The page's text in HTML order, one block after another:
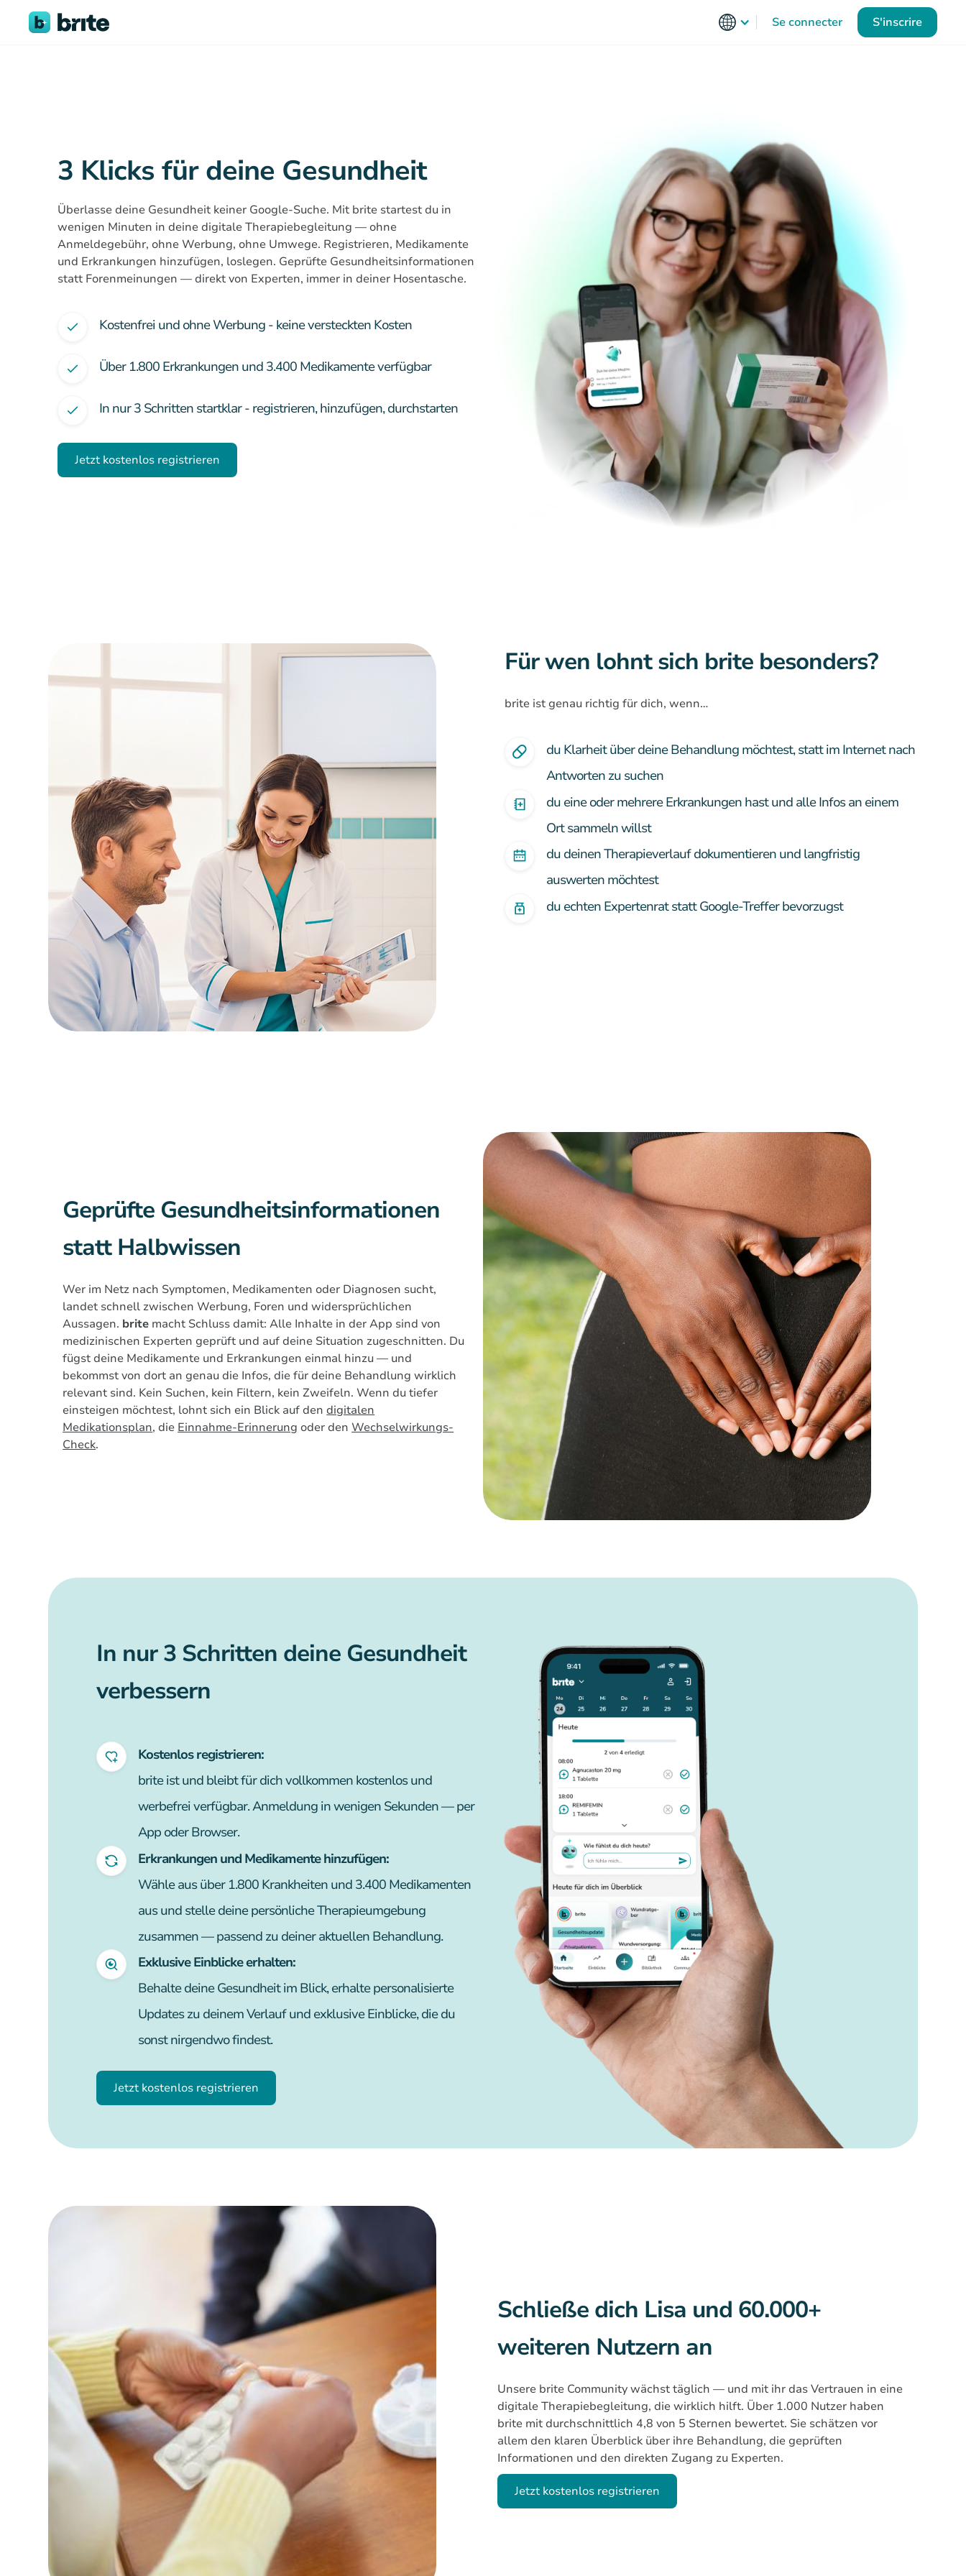
Se connecter S'inscrire
3 Klicks für deine Gesundheit
Überlasse deine Gesundheit keiner Google-Suche. Mit brite startest du in
wenigen Minuten in deine digitale Therapiebegleitung — ohne
Anmeldegebühr, ohne Werbung, ohne Umwege. Registrieren, Medikamente
und Erkrankungen hinzufügen, loslegen. Geprüfte Gesundheitsinformationen
statt Forenmeinungen — direkt von Experten, immer in deiner Hosentasche.
Kostenfrei und ohne Werbung - keine versteckten Kosten
Über 1.800 Erkrankungen und 3.400 Medikamente verfügbar
In nur 3 Schritten startklar - registrieren, hinzufügen, durchstarten
Jetzt kostenlos registrieren
Für wen lohnt sich brite besonders?
brite ist genau richtig für dich, wenn…
du Klarheit über deine Behandlung möchtest, statt im Internet nach
Antworten zu suchen
du eine oder mehrere Erkrankungen hast und alle Infos an einem
Ort sammeln willst
du deinen Therapieverlauf dokumentieren und langfristig
auswerten möchtest
du echten Expertenrat statt Google-Treffer bevorzugst
Geprüfte Gesundheitsinformationen
statt Halbwissen
Wer im Netz nach Symptomen, Medikamenten oder Diagnosen sucht,
landet schnell zwischen Werbung, Foren und widersprüchlichen
Aussagen. brite macht Schluss damit: Alle Inhalte in der App sind von
medizinischen Experten geprüft und auf deine Situation zugeschnitten. Du
fügst deine Medikamente und Erkrankungen einmal hinzu — und
bekommst von dort an genau die Infos, die für deine Behandlung wirklich
relevant sind. Kein Suchen, kein Filtern, kein Zweifeln. Wenn du tiefer
einsteigen möchtest, lohnt sich ein Blick auf den digitalen
Medikationsplan, die Einnahme-Erinnerung oder denWechselwirkungs-
Check.
In nur 3 Schritten deine Gesundheit
verbessern
Kostenlos registrieren:
brite ist und bleibt für dich vollkommen kostenlos und
werbefrei verfügbar. Anmeldung in wenigen Sekunden — per
App oder Browser.
Erkrankungen und Medikamente hinzufügen:
Wähle aus über 1.800 Krankheiten und 3.400 Medikamenten
aus und stelle deine persönliche Therapieumgebung
zusammen — passend zu deiner aktuellen Behandlung.
Exklusive Einblicke erhalten:
Behalte deine Gesundheit im Blick, erhalte personalisierte
Updates zu deinem Verlauf und exklusive Einblicke, die du
sonst nirgendwo findest.
Jetzt kostenlos registrieren
Schließe dich Lisa und 60.000+
weiteren Nutzern an
Unsere brite Community wächst täglich — und mit ihr das Vertrauen in eine
digitale Therapiebegleitung, die wirklich hilft. Über 1.000 Nutzer haben
brite mit durchschnittlich 4,8 von 5 Sternen bewertet. Sie schätzen vor
allem den klaren Überblick über ihre Behandlung, die geprüften
Informationen und den direkten Zugang zu Experten.
Jetzt kostenlos registrieren